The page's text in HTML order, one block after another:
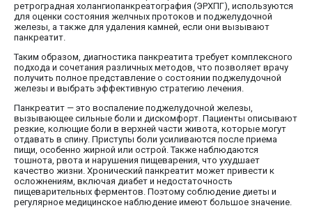
ретроградная холангиопанкреатография (ЭРХПГ), используются
для оценки состояния желчных протоков и поджелудочной
железы, а также для удаления камней, если они вызывают
панкреатит.
Таким образом, диагностика панкреатита требует комплексного
подхода и сочетания различных методов, что позволяет врачу
получить полное представление о состоянии поджелудочной
железы и выбрать эффективную стратегию лечения.
Панкреатит — это воспаление поджелудочной железы,
вызывающее сильные боли и дискомфорт. Пациенты описывают
резкие, колющие боли в верхней части живота, которые могут
отдавать в спину. Приступы боли усиливаются после приема
пищи, особенно жирной или острой. Также наблюдаются
тошнота, рвота и нарушения пищеварения, что ухудшает
качество жизни. Хронический панкреатит может привести к
осложнениям, включая диабет и недостаточность
пищеварительных ферментов. Поэтому соблюдение диеты и
регулярное медицинское наблюдение имеют большое значение.